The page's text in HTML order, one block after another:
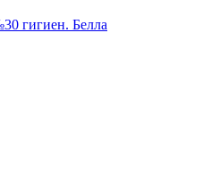
гигиен. Белла